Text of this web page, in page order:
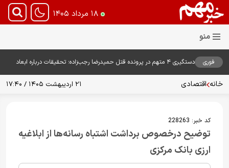
۱۸ مرداد ۱۴۰۵
فوری
دستگیری ۴ متهم در پرونده قتل حمیدرضا رجب‌زاده؛ تحقیقات درباره ابعاد
خانه اقتصادی ۲۱ اردیبهشت ۱۴۰۵ / ۱۷:۴۰
کد خبر: 228263
توضیح درخصوص برداشت اشتباه رسانه‌ها از ابلاغیه
ارزی بانک مرکزی